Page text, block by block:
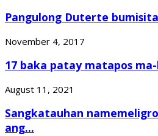
Pangulong Duterte
November 4, 2017
17 baka patay matapos
August 11, 2021
Sangkatauhan
ang...